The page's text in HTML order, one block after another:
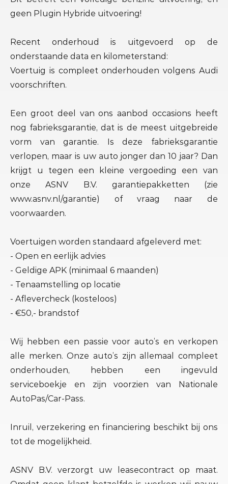
geen Plugin Hybride uitvoering!
Recent onderhoud is uitgevoerd op de
onderstaande data en kilometerstand:
Voertuig is compleet onderhouden volgens Audi
voorschriften.
Een groot deel van ons aanbod occasions heeft
nog fabrieksgarantie, dat is de meest uitgebreide
vorm van garantie. Is deze fabrieksgarantie
verlopen, maar is uw auto jonger dan 10 jaar? Dan
krijgt u tegen een kleine vergoeding een van
onze ASNV B.V. garantiepakketten (zie
www.asnv.nl/garantie) of vraag naar de
voorwaarden.
Voertuigen worden standaard afgeleverd met:
- Open en eerlijk advies
- Geldige APK (minimaal 6 maanden)
- Tenaamstelling op locatie
- Aflevercheck (kosteloos)
- €50,- brandstof
Wij hebben een passie voor auto’s en verkopen
alle merken. Onze auto’s zijn allemaal compleet
onderhouden, hebben een ingevuld
serviceboekje en zijn voorzien van Nationale
AutoPas/Car-Pass.
Inruil, verzekering en financiering beschikt bij ons
tot de mogelijkheid.
ASNV B.V. verzorgt uw leasecontract op maat.